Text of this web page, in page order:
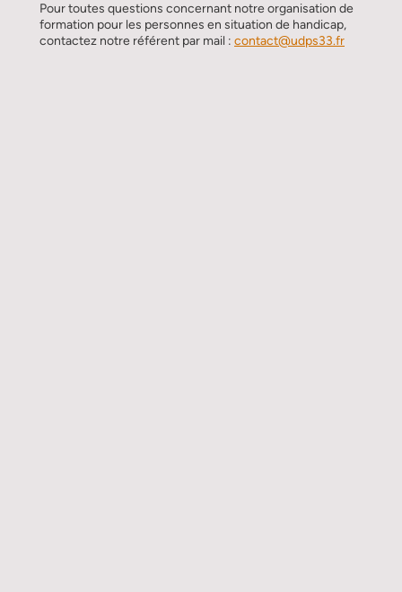
Pour toutes questions concernant notre organisation de
formation pour les personnes en situation de handicap,
contactez notre référent par mail : contact@udps33.fr